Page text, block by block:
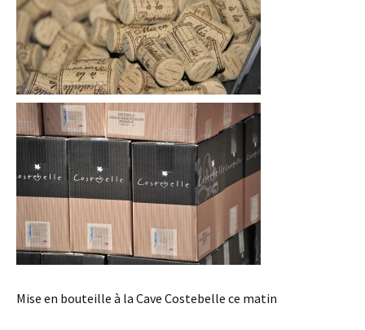
Mise en bouteille à la Cave Costebelle ce matin